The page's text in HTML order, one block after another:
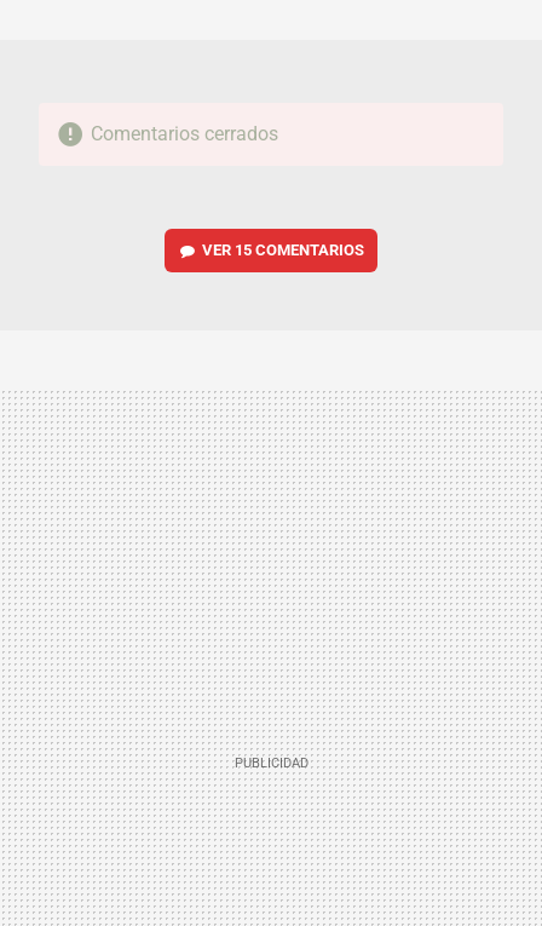
Comentarios cerrados
VER 15 COMENTARIOS